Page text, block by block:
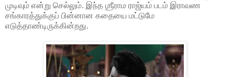
முடிவும் என்று செல்லும். இந்த ஶ்ரீராம ராஜ்யம் படம் இராவண
சங்காரத்துக்குப் பின்னான கதையை மட்டுமே
எடுத்தாண்டிருக்கின்றது.